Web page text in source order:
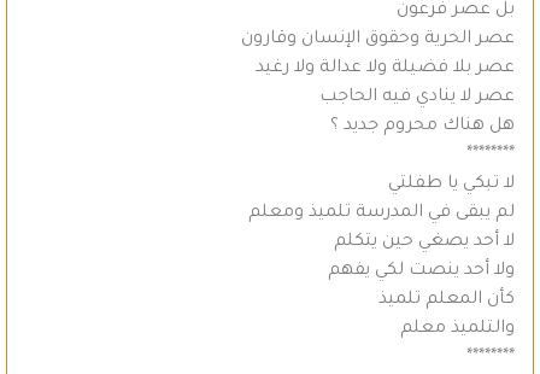
بل عصر فرعون
عصر الحرية وحقوق الإنسان وقارون
عصر بلا فضيلة ولا عدالة ولا رغيد
عصر لا ينادي فيه الحاجب
هل هناك محروم جديد ؟
********
لا تبكي يا طفلتي
لم يبقى في المدرسة تلميذ ومعلم
لا أحد يصغي حين يتكلم
ولا أحد ينصت لكي يفهم
كأن المعلم تلميذ
والتلميذ معلم
********